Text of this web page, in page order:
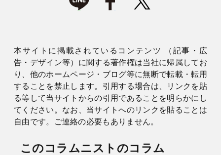
本サイトに掲載されているコンテンツ （記事・広
告・デザイン等）に関する著作権は当社に帰属してお
り、他のホームページ・ブログ等に無断で転載・転用
することを禁止します。引用する場合は、リンクを貼
る等して当サイトからの引用であることを明らかにし
てください。なお、当サイトへのリンクを貼ることは
自由です。ご連絡の必要もありません。
このコラムニストのコラム